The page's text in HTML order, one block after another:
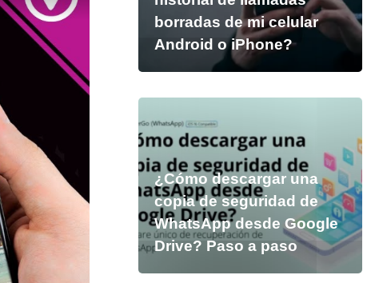
borradas de mi celular
Android o iPhone?
¿Cómo descargar una
copia de seguridad de
WhatsApp desde Google
Drive? Paso a paso